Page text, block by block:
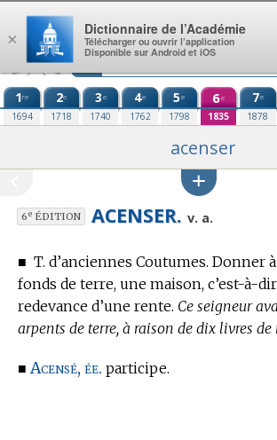
Aller au contenu
1re
1694
2e
1718
3e
1740
4e
1762
5e
1798
6e
1835
7e
1878
acenser
6eÉDITION ACENSER. v. a.
■ T. d’anciennes Coutumes. Donner
fonds de terre, une maison, c’est-à-
redevance d’une rente. Ce seigneur
arpents de terre, à raison de dix livres de
■Acensé, ée. participe.
×
Dictionnaire de l’Académie
Télécharger ou ouvrir l’application
Disponible sur Android et iOS